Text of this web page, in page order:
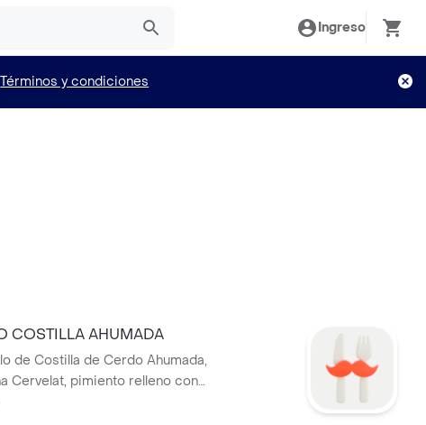
Ingreso
Términos y condiciones
COSTILLA AHUMADA
de Costilla de Cerdo Ahumada,
Cervelat, pimiento relleno con
derretido, papas y